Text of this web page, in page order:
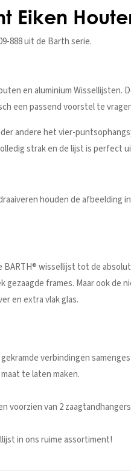
Eiken
888 uit de Barth serie.
en aluminium
een passend voorstel te
andere het vier-
strak en de lijst is perfect
houden de
wissellijst tot de
frames. Maar ook de
en extra vlak glas.
verbindingen
te laten maken.
voorzien van 2
in ons ruime assortiment!